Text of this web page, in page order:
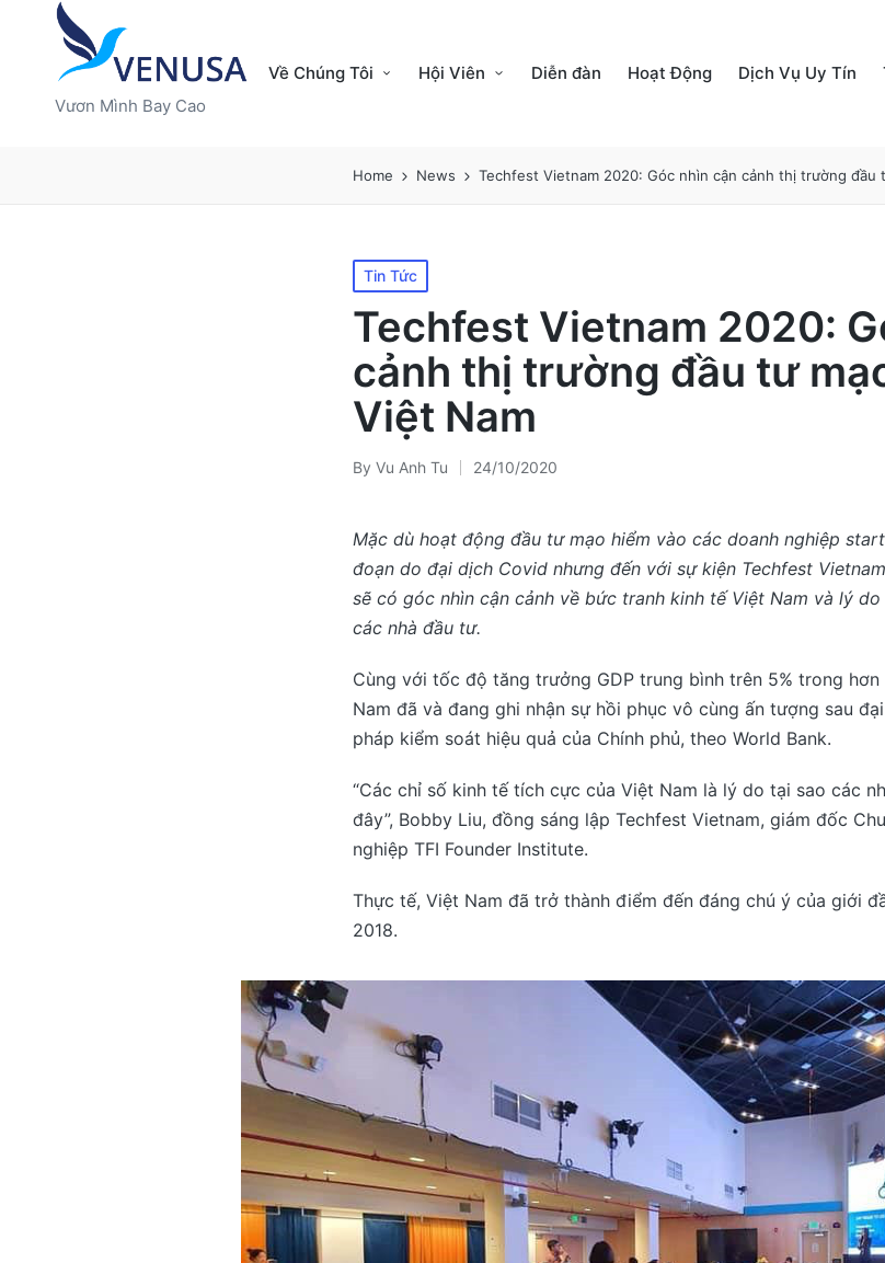
Vươn Mình Bay Cao
Về Chúng Tôi Hội Viên Diễn đàn Hoạt Động Dịch Vụ Uy Tín
Home News Techfest Vietnam 2020: Góc nhìn cận cảnh thị trường đầu
Posted
in
Tin Tức
Techfest Vietnam 2020:
cảnh thị trường đầu tư
Việt Nam
Posted
By Vu Anh Tu 24/10/2020
Mặc dù hoạt động đầu tư mạo hiểm vào các doanh nghiệp
đoạn do đại dịch Covid nhưng đến với sự kiện Techfest
sẽ có góc nhìn cận cảnh về bức tranh kinh tế Việt Nam và lý
các nhà đầu tư.
Cùng với tốc độ tăng trưởng GDP trung bình trên 5% trong
Nam đã và đang ghi nhận sự hồi phục vô cùng ấn tượng sau
pháp kiểm soát hiệu quả của Chính phủ, theo World Bank.
“Các chỉ số kinh tế tích cực của Việt Nam là lý do tại sao các
đây”, Bobby Liu, đồng sáng lập Techfest Vietnam, giám đốc
nghiệp TFI Founder Institute.
Thực tế, Việt Nam đã trở thành điểm đến đáng chú ý của giới
2018.